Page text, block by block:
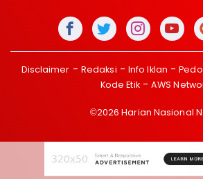
Disclaimer Redaksi Info Iklan
Kode Etik
AWS
©2026 Harian Nasional